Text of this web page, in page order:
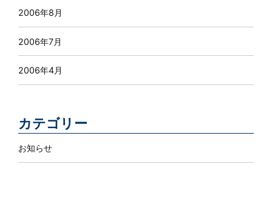
2006年8月
2006年7月
2006年4月
カテゴリー
お知らせ